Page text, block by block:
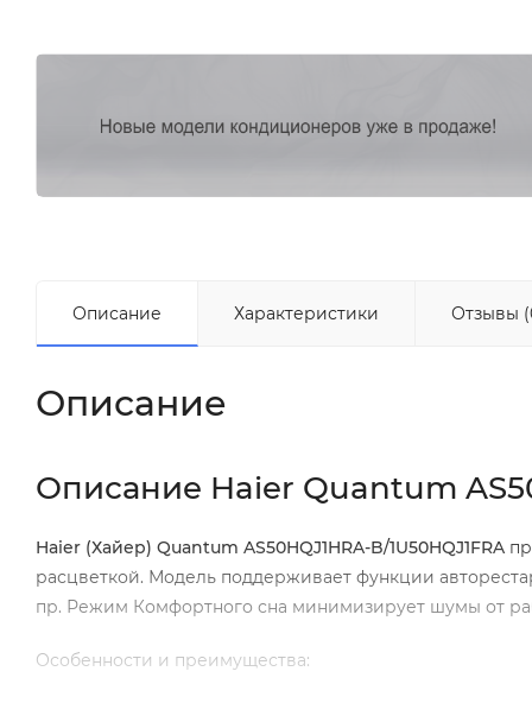
Описание Характеристики Отзывы
Описание
Описание Haier Quantum
Haier (Хайер) Quantum AS50HQJ1HRA-B/1U50HQJ1FRA
расцветкой. Модель поддерживает функции
пр. Режим Комфортного сна минимизирует шумы от
Особенности и преимущества: